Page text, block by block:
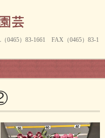
0465）83-1661 FAX（0465）83-1